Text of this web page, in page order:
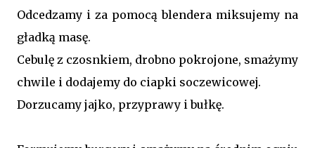
Odcedzamy i za pomocą blendera miksujemy na
gładką masę.
Cebulę z czosnkiem, drobno pokrojone, smażymy
chwile i dodajemy do ciapki soczewicowej.
Dorzucamy jajko, przyprawy i bułkę.